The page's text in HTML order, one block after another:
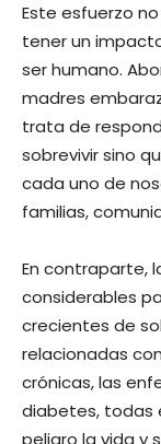
Este esfuerzo
tener un
ser humano.
madres
trata de
sobrevivir sino
cada uno de
familias,
En contraparte,
considerables
crecientes de
relacionadas
crónicas, las
diabetes, todas
peligro la vida y